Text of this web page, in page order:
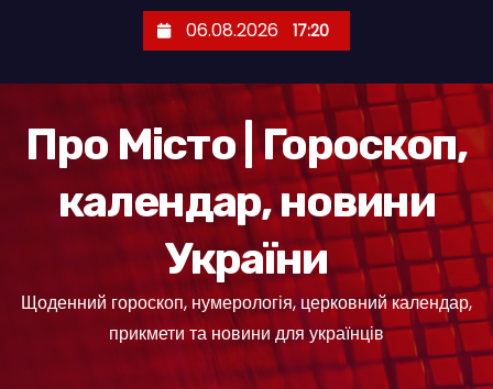
06.08.2026 17:20
Про Місто | Гороскоп,
календар, новини
України
Щоденний гороскоп, нумерологія, церковний календар,
прикмети та новини для українців